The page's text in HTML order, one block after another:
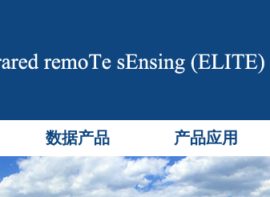
数据产品 产品应用